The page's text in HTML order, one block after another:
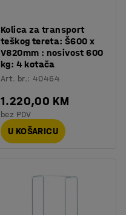
Kolica za transport
teškog tereta: Š600 x
V820mm : nosivost 600
kg: 4 kotača
Art. br.: 40464
1.220,00 KM
bez PDV
U KOŠARICU